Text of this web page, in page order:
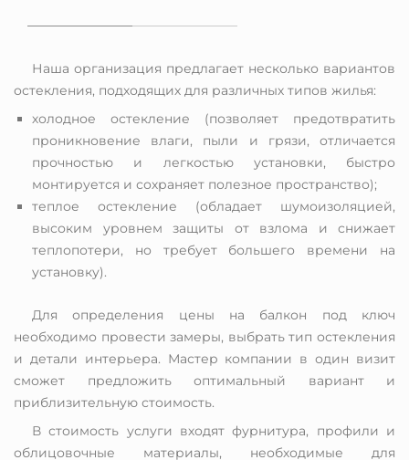
Наша организация предлагает несколько вариантов
остекления, подходящих для различных типов жилья:
холодное остекление (позволяет предотвратить
проникновение влаги, пыли и грязи, отличается
прочностью и легкостью установки, быстро
монтируется и сохраняет полезное пространство);
теплое остекление (обладает шумоизоляцией,
высоким уровнем защиты от взлома и снижает
теплопотери, но требует большего времени на
установку).
Для определения цены на балкон под ключ
необходимо провести замеры, выбрать тип остекления
и детали интерьера. Мастер компании в один визит
сможет предложить оптимальный вариант и
приблизительную стоимость.
В стоимость услуги входят фурнитура, профили и
облицовочные материалы, необходимые для